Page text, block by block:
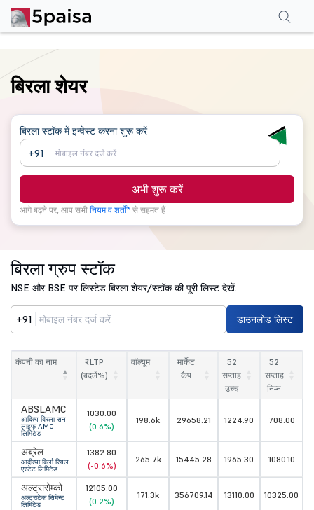
बिरला शेयर
बिरला स्टॉकमें इन्वेस्ट करना शुरू करें
+91
अभी शुरू करें
आगे बढ़ने पर, आप सभी नियम व शर्तों* से सहमत हैं
बिरला ग्रुप स्टॉक
NSE और BSE पर लिस्टेड बिरला शेयर/स्टॉक की पूरी लिस्ट देखें.
+91 डाउनलोड लिस्ट
कंपनी का नाम
₹LTP
(बदलें%)
वॉल्यूम
मार्केट
कैप
52
सप्ताह
उच्च
52
सप्ताह
निम्न
ABSLAMC
आदित्य बिरला सन
लाइफ AMC
लिमिटेड
1030.00
(0.6%)
198.6k 29658.21 1224.90 708.00
अब्रेल
आदीत्या बिर्ला रियल
एस्टेट लिमिटेड
1382.80
(-0.6%)
265.7k 15445.28 1965.30 1080.10
अल्ट्रासेम्को
अल्ट्राटेक सिमेन्ट
लिमिटेड
12105.00
(0.2%)
171.3k 356709.14 13110.00 10325.00